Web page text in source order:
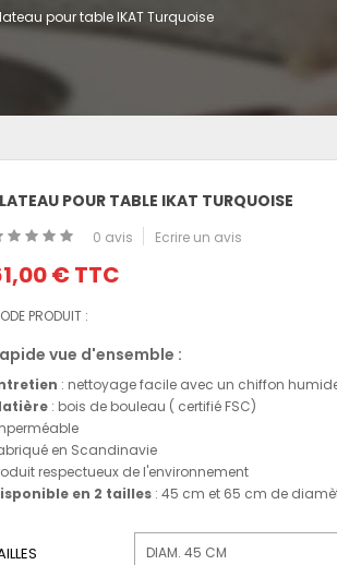
pour table IKAT Turquoise
POUR TABLE IKAT TURQUOISE
0 avis Ecrire un avis
€ TTC
PRODUIT :
vue d'ensemble :
: nettoyage facile avec un chiffon
: bois de bouleau ( certifié FSC)
en Scandinavie
respectueux de l'environnement
en 2 tailles : 45 cm et 65 cm de
DIAM. 45 CM